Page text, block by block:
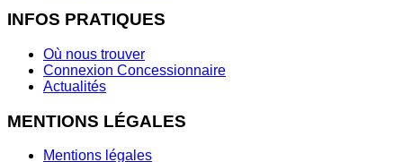
INFOS PRATIQUES
Où nous trouver
Connexion Concessionnaire
Actualités
MENTIONS LÉGALES
Mentions légales